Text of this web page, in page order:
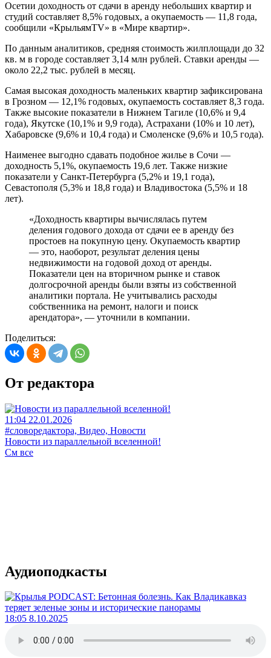
Осетии доходность от сдачи в аренду небольших квартир и
студий составляет 8,5% годовых, а окупаемость — 11,8 года,
сообщили «КрыльямTV» в «Мире квартир».
По данным аналитиков, средняя стоимость жилплощади до 32
кв. м в городе составляет 3,14 млн рублей. Ставки аренды —
около 22,2 тыс. рублей в месяц.
Самая высокая доходность маленьких квартир зафиксирована
в Грозном — 12,1% годовых, окупаемость составляет 8,3 года.
Также высокие показатели в Нижнем Тагиле (10,6% и 9,4
года), Якутске (10,1% и 9,9 года), Астрахани (10% и 10 лет),
Хабаровске (9,6% и 10,4 года) и Смоленске (9,6% и 10,5 года).
Наименее выгодно сдавать подобное жилье в Сочи —
доходность 5,1%, окупаемость 19,6 лет. Также низкие
показатели у Санкт-Петербурга (5,2% и 19,1 года),
Севастополя (5,3% и 18,8 года) и Владивостока (5,5% и 18
лет).
«Доходность квартиры вычислялась путем
деления годового дохода от сдачи ее в аренду без
простоев на покупную цену. Окупаемость квартир
— это, наоборот, результат деления цены
недвижимости на годовой доход от аренды.
Показатели цен на вторичном рынке и ставок
долгосрочной аренды были взяты из собственной
аналитики портала. Не учитывались расходы
собственника на ремонт, налоги и поиск
арендатора», — уточнили в компании.
Поделиться:
От редактора
11:04 22.01.2026
#словоредактора, Видео, Новости
Новости из параллельной вселенной!
См все
Аудиоподкасты
18:05 8.10.2025